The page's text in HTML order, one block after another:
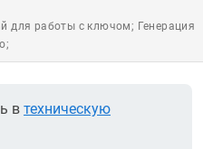
для работы с ключом; Генерация
в техническую